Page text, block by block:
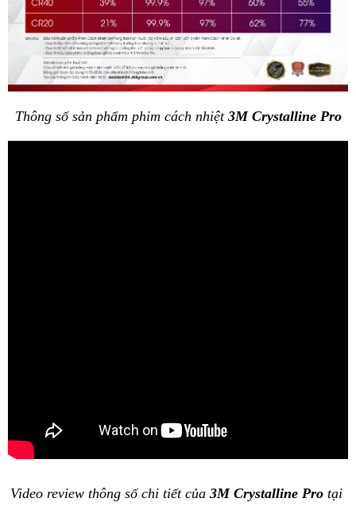
Thông số sản phẩm phim cách nhiệt 3M Crystalline Pro
Video review thông số chi tiết của 3M Crystalline Pro tại